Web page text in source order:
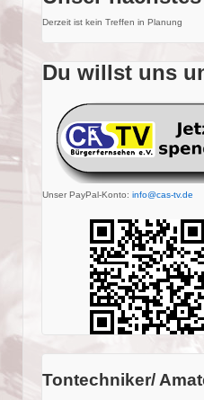
Derzeit ist kein Treffen in Planung
Du willst uns
Unser PayPal-Konto: info@cas-tv.de
Tontechniker/